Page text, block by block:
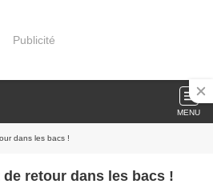
Publicité
MENU
dans les bacs !
retour dans les bacs !